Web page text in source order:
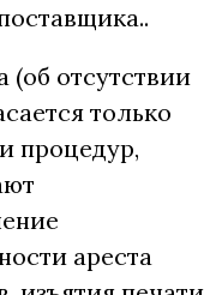
(об отсутствии
только
процедур,
ареста